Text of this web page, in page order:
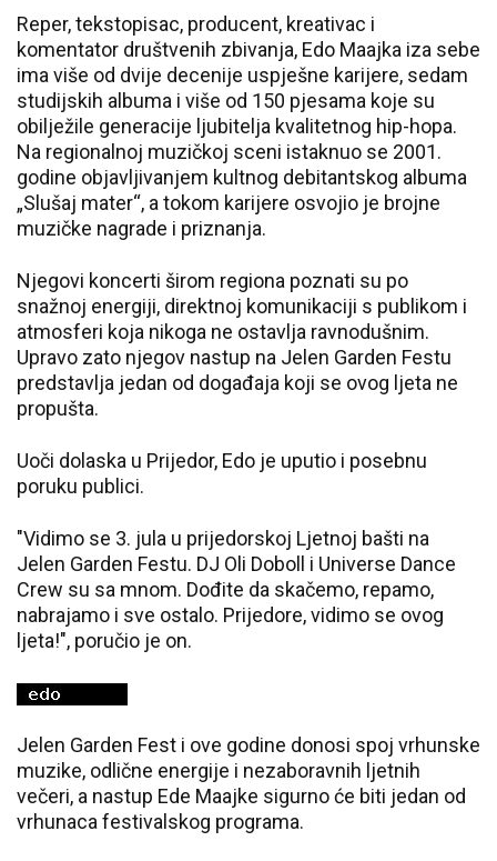
Reper, tekstopisac, producent, kreativac i
komentator društvenih zbivanja, Edo Maajka iza sebe
ima više od dvije decenije uspješne karijere, sedam
studijskih albuma i više od 150 pjesama koje su
obilježile generacije ljubitelja kvalitetnog hip-hopa.
Na regionalnoj muzičkoj sceni istaknuo se 2001.
godine objavljivanjem kultnog debitantskog albuma
„Slušaj mater“, a tokom karijere osvojio je brojne
muzičke nagrade i priznanja.
Njegovi koncerti širom regiona poznati su po
snažnoj energiji, direktnoj komunikaciji s publikom i
atmosferi koja nikoga ne ostavlja ravnodušnim.
Upravo zato njegov nastup na Jelen Garden Festu
predstavlja jedan od događaja koji se ovog ljeta ne
propušta.
Uoči dolaska u Prijedor, Edo je uputio i posebnu
poruku publici.
"Vidimo se 3. jula u prijedorskoj Ljetnoj bašti na
Jelen Garden Festu. DJ Oli Doboll i Universe Dance
Crew su sa mnom. Dođite da skačemo, repamo,
nabrajamo i sve ostalo. Prijedore, vidimo se ovog
ljeta!", poručio je on.
Jelen Garden Fest i ove godine donosi spoj vrhunske
muzike, odlične energije i nezaboravnih ljetnih
večeri, a nastup Ede Maajke sigurno će biti jedan od
vrhunaca festivalskog programa.